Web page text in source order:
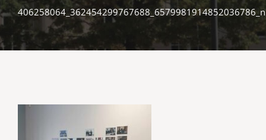
406258064_362454299767688_6579981914852036786_n